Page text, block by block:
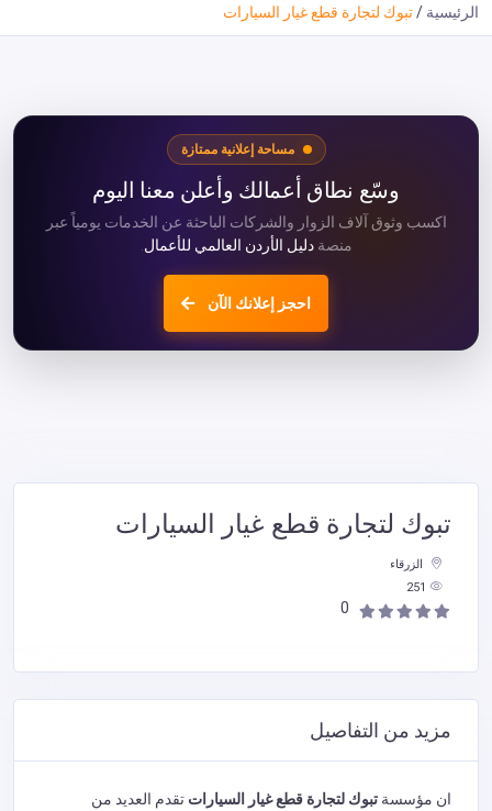
الرئيسية تبوك لتجارة قطع غيار السيارات
مساحة إعلانية ممتازة
وسّع نطاق أعمالك وأعلن معنا اليوم
اكسب وثوق آلاف الزوار والشركات الباحثة عن الخدمات يومياً عبر
منصةدليل الأردن العالمي للأعمال
احجز إعلانك الآن
تبوك لتجارة قطع غيار السيارات
الزرقاء
251
0
مزيد من التفاصيل
ان مؤسسة تبوك لتجارة قطع غيار السيارات تقدم العديد من